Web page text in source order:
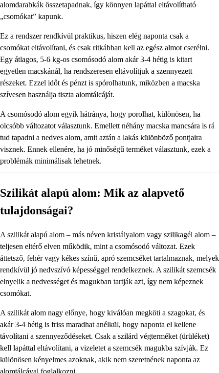
alomdarabkák összetapadnak, így könnyen lapáttal eltávolítható
„csomókat” kapunk.
Ez a rendszer rendkívül praktikus, hiszen elég naponta csak a
csomókat eltávolítani, és csak ritkábban kell az egész almot cserélni.
Egy átlagos, 5-6 kg-os csomósodó alom akár 3-4 hétig is kitart
egyetlen macskánál, ha rendszeresen eltávolítjuk a szennyezett
részeket. Ezzel időt és pénzt is spórolhatunk, miközben a macska
szívesen használja tiszta alomtálcáját.
A csomósodó alom egyik hátránya, hogy porolhat, különösen, ha
olcsóbb változatot választunk. Emellett néhány macska mancsára is rá
tud tapadni a nedves alom, amit aztán a lakás különböző pontjaira
visznek. Ennek ellenére, ha jó minőségű terméket választunk, ezek a
problémák minimálisak lehetnek.
Szilikát alapú alom: Mik az alapvető
tulajdonságai?
A szilikát alapú alom – más néven kristályalom vagy szilikagél alom –
teljesen eltérő elven működik, mint a csomósodó változat. Ezek
áttetsző, fehér vagy kékes színű, apró szemcséket tartalmaznak, melyek
rendkívül jó nedvszívó képességgel rendelkeznek. A szilikát szemcsék
elnyelik a nedvességet és magukban tartják azt, így nem képeznek
csomókat.
A szilikát alom nagy előnye, hogy kiválóan megköti a szagokat, és
akár 3-4 hétig is friss maradhat anélkül, hogy naponta el kellene
távolítani a szennyeződéseket. Csak a szilárd végterméket (ürüléket)
kell lapáttal eltávolítani, a vizeletet a szemcsék magukba szívják. Ez
különösen kényelmes azoknak, akik nem szeretnének naponta az
alomtálcával foglalkozni.